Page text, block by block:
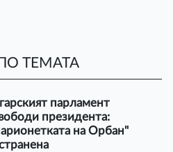
ТЕМАТА
парламент
президента:
на Орбан"